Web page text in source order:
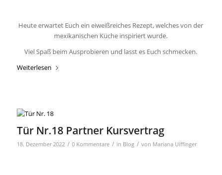
Heute erwartet Euch ein eiweißreiches Rezept, welches von der
mexikanischen Küche inspiriert wurde.
Viel Spaß beim Ausprobieren und lasst es Euch schmecken.
Weiterlesen
Tür Nr.18 Partner Kursvertrag
18. Dezember 2022 / 0 Kommentare / in Blog / von Mariana Uiffinger